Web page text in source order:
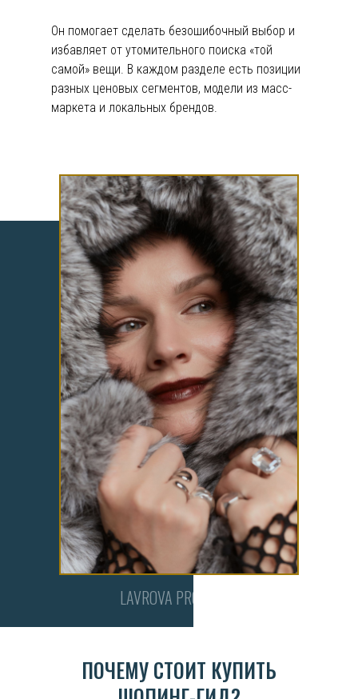
Он помогает сделать безошибочный выбор и
избавляет от утомительного поиска «той
самой» вещи. В каждом разделе есть позиции
разных ценовых сегментов, модели из масс-
маркета и локальных брендов.
LAVROVA PRO STYLE
ПОЧЕМУ СТОИТ КУПИТЬ